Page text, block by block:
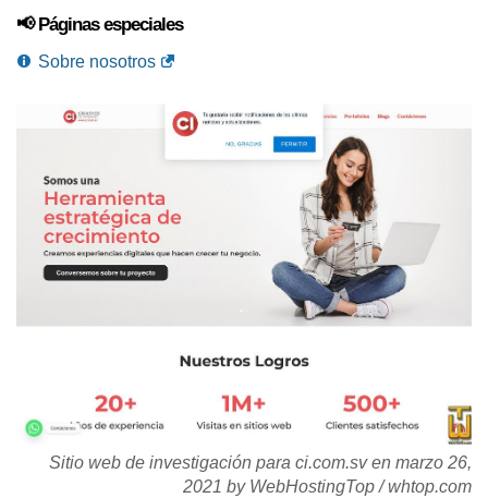
📢 Páginas especiales
Sobre nosotros
Sitio web de investigación para ci.com.sv en marzo 26,
2021 by WebHostingTop/whtop.com